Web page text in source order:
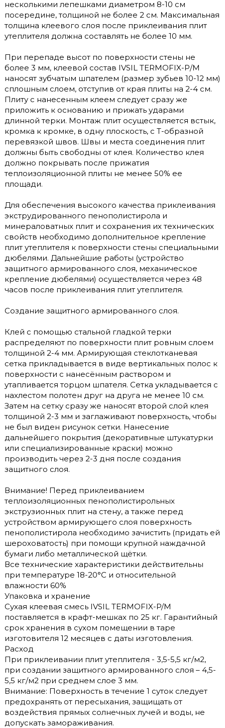
несколькими лепешками диаметром 8-10 см
посередине, толщиной не более 2 см. Максимальная
толщина клеевого слоя после приклеивания плит
утеплителя должна составлять не более 10 мм.
При перепаде высот по поверхности стены не
более 3 мм, клеевой состав IVSIL TERMOFIX-Р/М
наносят зубчатым шпателем (размер зубьев 10-12 мм)
сплошным слоем, отступив от края плиты на 2-4 см.
Плиту с нанесенным клеем следует сразу же
приложить к основанию и прижать ударами
длинной терки. Монтаж плит осуществляется встык,
кромка к кромке, в одну плоскость, с Т-образной
перевязкой швов. Швы и места соединения плит
должны быть свободны от клея. Количество клея
должно покрывать после прижатия
теплоизоляционной плиты не менее 50% ее
площади.
Для обеспечения высокого качества приклеивания
экструдированного пенополистирола и
минераловатных плит и сохранения их технических
свойств необходимо дополнительное крепление
плит утеплителя к поверхности стены специальными
дюбелями. Дальнейшие работы (устройство
защитного армированного слоя, механическое
крепление дюбелями) осуществляется через 48
часов после приклеивания плит утеплителя.
Создание защитного армированного слоя.
Клей с помощью стальной гладкой терки
распределяют по поверхности плит ровным слоем
толщиной 2-4 мм. Армирующая стеклотканевая
сетка прикладывается в виде вертикальных полос к
поверхности с нанесённым раствором и
утапливается торцом шпателя. Сетка укладывается с
нахлестом полотен друг на друга не менее 10 см.
Затем на сетку сразу же наносят второй слой клея
толщиной 2-3 мм и заглаживают поверхность, чтобы
не был виден рисунок сетки. Нанесение
дальнейшего покрытия (декоративные штукатурки
или специализированные краски) можно
производить через 2-3 дня после создания
защитного слоя.
Внимание! Перед приклеиванием
теплоизоляционных пенополистирольных
экструзионных плит на стену, а также перед
устройством армирующего слоя поверхность
пенополистирола необходимо зачистить (придать ей
шероховатость) при помощи крупной наждачной
бумаги либо металлической щётки.
Все технические характеристики действительны
при температуре 18-20°С и относительной
влажности 60%
Упаковка и хранение
Сухая клеевая смесь IVSIL TERMOFIX-P/М
поставляется в крафт-мешках по 25 кг. Гарантийный
срок хранения в сухом помещении в таре
изготовителя 12 месяцев с даты изготовления.
Расход
При приклеивании плит утеплителя - 3,5-5,5 кг/м2,
при создании защитного армированного слоя – 4,5-
5,5 кг/м2 при среднем слое 3 мм.
Внимание: Поверхность в течение 1 суток следует
предохранять от пересыхания, защищать от
воздействия прямых солнечных лучей и воды, не
допускать замораживания.